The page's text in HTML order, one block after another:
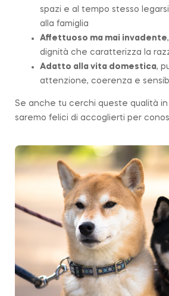
spazi e al tempo stesso
alla famiglia
Affettuoso ma mai invadente
dignità che caratterizza la
Adatto alla vita domestica,
attenzione, coerenza e
Se anche tu cerchi queste qualità in
saremo felici di accoglierti per